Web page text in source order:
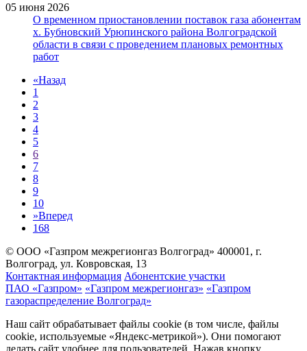
05 июня 2026
О временном приостановлении поставок газа абонентам
х. Бубновский Урюпинского района Волгоградской
области в связи с проведением плановых ремонтных
работ
«Назад
1
2
3
4
5
6
7
8
9
10
»Вперед
168
© ООО «Газпром межрегионгаз Волгоград» 400001, г.
Волгоград, ул. Ковровская, 13
Контактная информация Абонентские участки
ПАО «Газпром» «Газпром межрегионгаз» «Газпром
газораспределение Волгоград»
Наш сайт обрабатывает файлы cookie (в том числе, файлы
cookie, используемые «Яндекс-метрикой»). Они помогают
делать сайт удобнее для пользователей. Нажав кнопку